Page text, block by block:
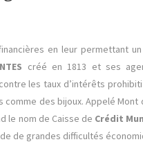
en leur permettant
créé en 1813 et ses
les taux d’intérêts
des bijoux. Appelé Mont
le nom de Caisse de Crédit
de grandes difficultés